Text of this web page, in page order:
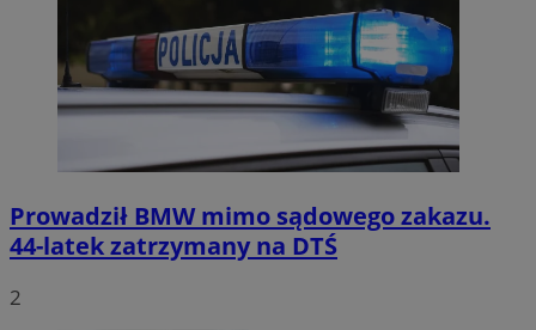
Prowadził BMW mimo sądowego zakazu.
44-latek zatrzymany na DTŚ
2